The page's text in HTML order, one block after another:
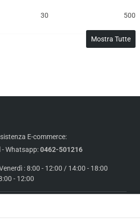
30 500
35 500
E-commerce:
- Whatsapp:0462-501216
: 8:00 - 12:00 / 14:00 - 18:00
- 12:00